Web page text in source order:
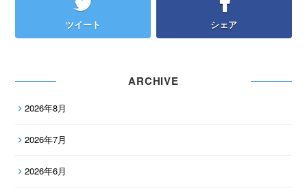
ツイート シェア
ARCHIVE
2026年8月
2026年7月
2026年6月